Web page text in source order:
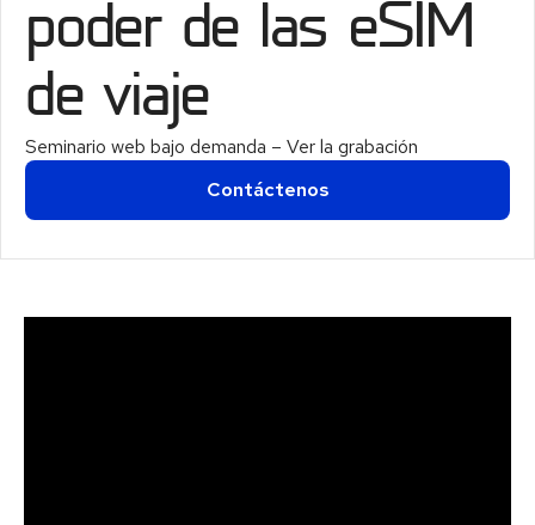
poder de las eSIM
de viaje
Seminario web bajo demanda – Ver la grabación
Contáctenos